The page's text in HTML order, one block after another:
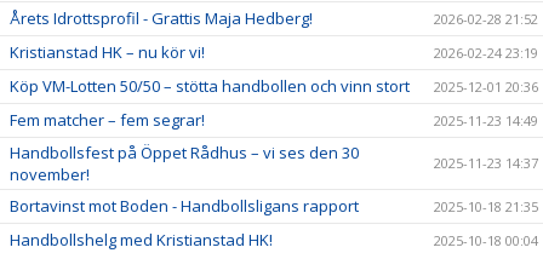
Årets Idrottsprofil - Grattis Maja Hedberg! 2026-02-28 21:52
Kristianstad HK – nu kör vi! 2026-02-24 23:19
Köp VM-Lotten 50/50 – stötta handbollen och vinn stort 2025-12-01 20:36
Fem matcher – fem segrar! 2025-11-23 14:49
Handbollsfest på Öppet Rådhus – vi ses den 30
november!
2025-11-23 14:37
Bortavinst mot Boden - Handbollsligans rapport 2025-10-18 21:35
Handbollshelg med Kristianstad HK! 2025-10-18 00:04